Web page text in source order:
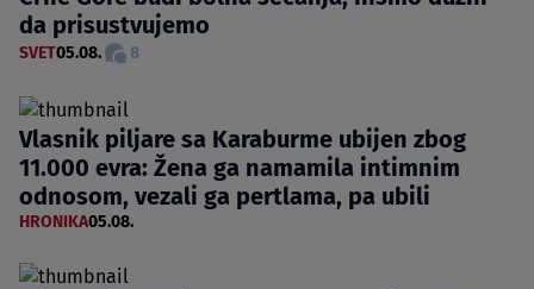
da prisustvujemo
SVET05.08. 8
Vlasnik piljare sa Karaburme ubijen zbog
11.000 evra: Žena ga namamila intimnim
odnosom, vezali ga pertlama, pa ubili
HRONIKA05.08.